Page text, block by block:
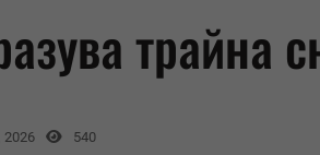
трайна
2026 540